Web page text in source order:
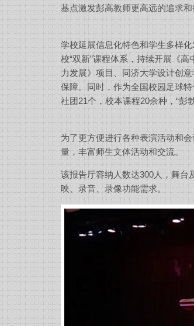
基点激发彭高教师更高远的追求
学校延展信息化特色和学生多样
校“双新”课程体系，持续开展《
力发展》项目、同济大学设计创意
保障。同时，作为全国校园足球
社团21个，校本课程20余种，“彭
为了更方便进行各种表演活动和
量，丰富师生文体活动和交流。
该报告厅容纳人数达300人，舞台
映、录音、录像功能需求。